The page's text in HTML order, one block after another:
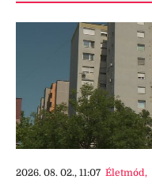
2026. 08. 02., 11:07 Életmód,